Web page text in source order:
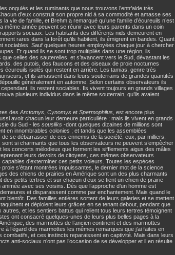
ongulés et les ruminants que nous trouvons l’entr’aide très
d’eux construit son propre nid à sa commodité et amasse ses
vie de famille, et Brehm a remarqué qu’une famille d’écureuils n’est
même année peuvent se réunir avec leurs parents dans un coin
sociaux. Les habitants des différents nids demeurent en
rares dans la forêt qu’ils habitent, ils émigrent en bandes. Quant
sociables. Sauf quelques heures employées chaque jour à chercher
Et quand ils se sont trop multipliés dans une région, ils
celles des sauterelles, et s’avancent vers le Sud, dévastant les
des putois, des faucons et des oiseaux de proie nocturnes
écureuils isolés qui restent en arrière. Les tamias, genre très
et ils amassent dans leurs souterrains de grandes quantités
généralement en automne. Selon certains observateurs ils
ils restent sociables. Ils vivent toujours en grands villages
plusieurs individus dans le même souterrain, qu’ils avaient
des Arctomys Cynomys et Spermophilus , est encore plus
avoir chacun leur demeure particulière ; mais ils vivent en grands
du Sud - les sousliks -dont quelques dizaines de millions sont
en innombrables colonies ; et tandis que les assemblées
se débarrasser de ces ennemis de la société, eux, par milliers,
si charmants que tous les observateurs ne peuvent s’empêcher
concerts mélodieux que forment les sifflements aigus des mâles
leurs devoirs de citoyens, ces mêmes observateurs
d’exterminer ces petits voleurs. Toutes les espèces
s’étant montrées impuissantes, le dernier mot de la science
des chiens de prairies en Amérique sont un des plus charmants
petits tertres et sur chacun d’eux se tient un chien de prairie
avec ses voisins. Dès que l’approche d’un homme est
et disparaissent comme par enchantement. Mais quand le
bientôt. Des familles entières sortent de leurs galeries et se mettent
et déploient leurs grâces en se tenant debout, pendant que
et les sentiers battus qui relient tous leurs tertres témoignent
ont consacré quelques-unes de leurs plus belles pages à la
des marmottes de l’ancien continent et des marmottes
l’égard des marmottes les mêmes remarques que j’ai faites en
et ces instincts reparaissent en captivité. Mais dans leurs
anti-sociaux n’ont pas l’occasion de se développer et il en résulte